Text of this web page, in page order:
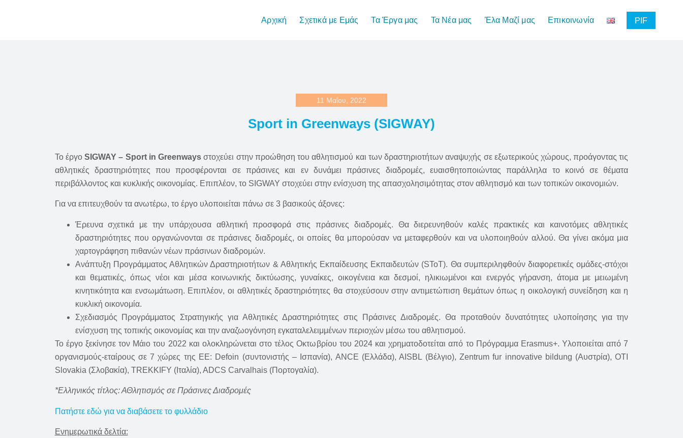
Αρχική Σχετικά με Εμάς Τα Έργα μας Τα Νέα μας Έλα Μαζί μας Επικοινωνία PIF
11 Μαΐου, 2022
Sport in Greenways (SIGWAY)
Το έργοSIGWAY – Sport in Greenways στοχεύει στην προώθηση του αθλητισμού και των δραστηριοτήτων αναψυχής σε εξωτερικούς χώρους, προάγοντας τις
αθλητικές δραστηριότητες που προσφέρονται σε πράσινες και εν δυνάμει πράσινες διαδρομές, ευαισθητοποιώντας παράλληλα το κοινό σε θέματα
περιβάλλοντος και κυκλικής οικονομίας. Επιπλέον, το SIGWAY στοχεύει στην ενίσχυση της απασχολησιμότητας στον αθλητισμό και των τοπικών οικονομιών.
Για να επιτευχθούν τα ανωτέρω, το έργο υλοποιείται πάνω σε 3 βασικούς άξονες:
Έρευνα σχετικά με την υπάρχουσα αθλητική προσφορά στις πράσινες διαδρομές. Θα διερευνηθούν καλές πρακτικές και καινοτόμες αθλητικές
δραστηριότητες που οργανώνονται σε πράσινες διαδρομές, οι οποίες θα μπορούσαν να μεταφερθούν και να υλοποιηθούν αλλού. Θα γίνει ακόμα μια
χαρτογράφηση πιθανών νέων πράσινων διαδρομών.
Ανάπτυξη Προγράμματος Αθλητικών Δραστηριοτήτων & Αθλητικής Εκπαίδευσης Εκπαιδευτών (SToT). Θα συμπεριληφθούν διαφορετικές ομάδες-στόχοι
και θεματικές, όπως νέοι και μέσα κοινωνικής δικτύωσης, γυναίκες, οικογένεια και δεσμοί, ηλικιωμένοι και ενεργός γήρανση, άτομα με μειωμένη
κινητικότητα και ενσωμάτωση. Επιπλέον, οι αθλητικές δραστηριότητες θα στοχεύσουν στην αντιμετώπιση θεμάτων όπως η οικολογική συνείδηση ​​και η
κυκλική οικονομία.
Σχεδιασμός Προγράμματος Στρατηγικής για Αθλητικές Δραστηριότητες στις Πράσινες Διαδρομές. Θα προταθούν δυνατότητες υλοποίησης για την
ενίσχυση της τοπικής οικονομίας και την αναζωογόνηση εγκαταλελειμμένων περιοχών μέσω του αθλητισμού.
Το έργο ξεκίνησε τον Μάιο του 2022 και ολοκληρώνεται στο τέλος Οκτωβρίου του 2024 και χρηματοδοτείται από το Πρόγραμμα Erasmus+. Υλοποιείται από 7
οργανισμούς-εταίρους σε 7 χώρες της ΕΕ: Defoin (συντονιστής – Ισπανία), ANCE (Ελλάδα), AISBL (Βέλγιο), Zentrum fur innovative bildung (Αυστρία), OTI
Slovakia (Σλοβακία), TREKKIFY (Ιταλία), ADCS Carvalhais (Πορτογαλία).
*Ελληνικός τίτλος: ΑΘλητισμός σε Πράσινες Διαδρομές
Πατήστε εδώ για να διαβάσετε το φυλλάδιο
Ενημερωτικά δελτία: